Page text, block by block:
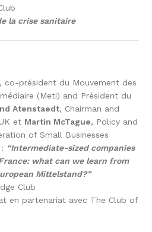
la crise sanitaire
, co-président du Mouvement des
(Meti) and Président du
Atenstaedt, Chairman and
et Martin McTague, Policy and
of Small Businesses
“Intermediate-sized companies
what can we learn from
Mittelstand?”
Club
en partenariat avec The Club of